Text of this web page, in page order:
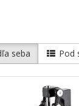
seba Pod